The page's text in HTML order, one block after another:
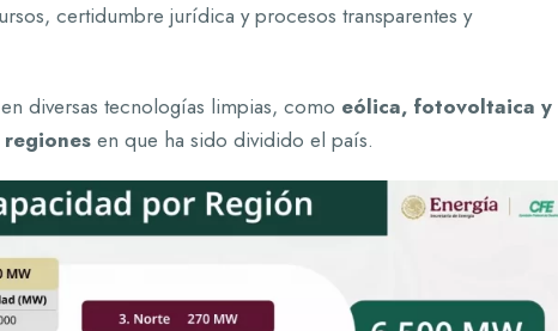
certidumbre jurídica y procesos transparentes y
diversas tecnologías limpias, como eólica, fotovoltaica y
en que ha sido dividido el país.